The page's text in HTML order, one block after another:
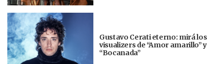
Gustavo Cerati eterno: mirá los
visualizers de “Amor amarillo” y
“Bocanada”